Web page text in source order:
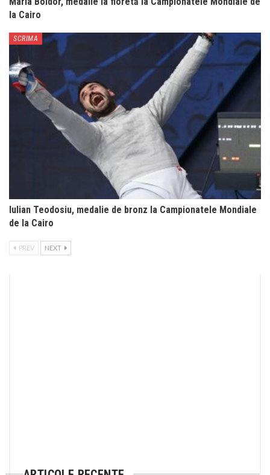
la Cairo
SCRIMA
Iulian Teodosiu, medalie de bronz la Campionatele Mondiale
de la Cairo
PREV NEXT